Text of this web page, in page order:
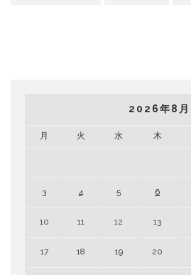
2026年8月
月 火 水 木
3 4 5 6
10 11 12 13
17 18 19 20